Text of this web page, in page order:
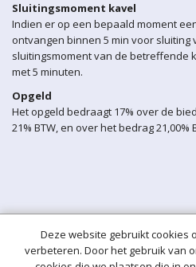
Sluitingsmoment kavel
Indien er op een bepaald moment
ontvangen binnen 5 min voor sluiting
sluitingsmoment van de betreffende
met 5 minuten.
Opgeld
Het opgeld bedraagt 17% over de
21% BTW, en over het bedrag 21,00%
Deze website gebruikt cookies
verbeteren. Door het gebruik van